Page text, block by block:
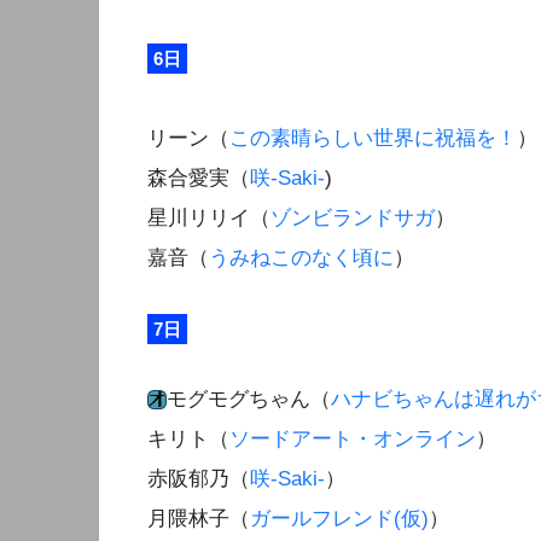
6日
リーン（ この素晴らしい世界に祝福を！ ）
森合愛実（咲-Saki-)
星川リリイ（ゾンビランドサガ）
嘉音（ うみねこのなく頃に）
7日
モグモグちゃん（ハナビちゃんは遅れが
キリト（ ソードアート・オンライン）
赤阪郁乃（咲-Saki-）
月隈林子（ ガールフレンド(仮)）